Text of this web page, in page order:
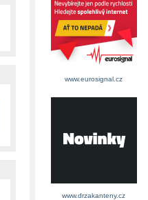
www.eurosignal.cz
www.drzakanteny.cz